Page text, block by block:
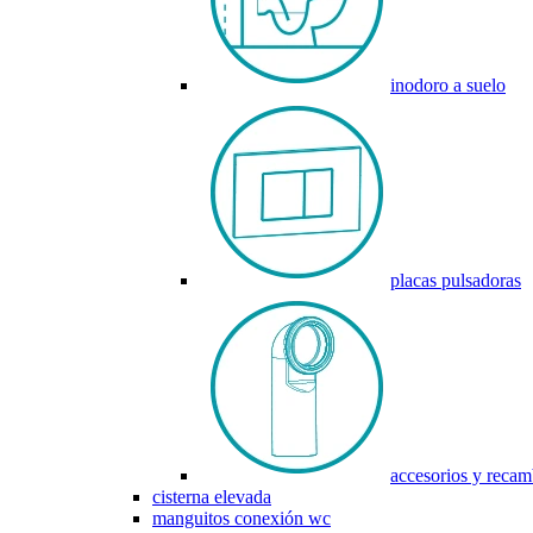
inodoro a suelo
placas pulsadoras
accesorios y
cisterna elevada
manguitos conexión wc